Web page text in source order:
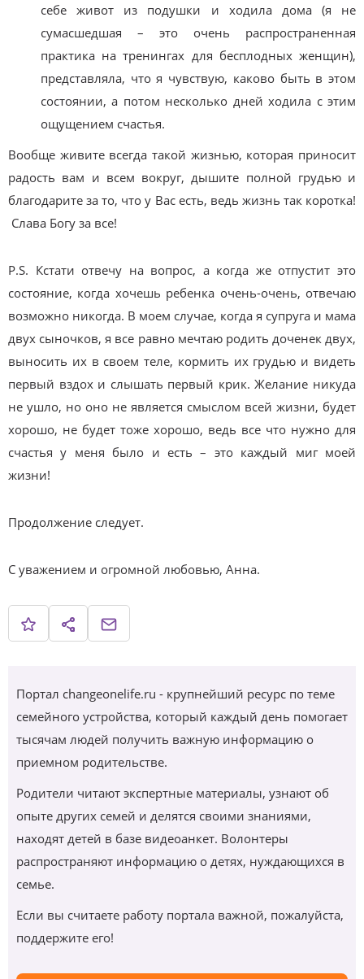
себе живот из подушки и ходила дома (я не
сумасшедшая – это очень распространенная
практика на тренингах для бесплодных женщин),
представляла, что я чувствую, каково быть в этом
состоянии, а потом несколько дней ходила с этим
ощущением счастья.
Вообще живите всегда такой жизнью, которая приносит
радость вам и всем вокруг, дышите полной грудью и
благодарите за то, что у Вас есть, ведь жизнь так коротка!
Слава Богу за все!
P.S. Кстати отвечу на вопрос, а когда же отпустит это
состояние, когда хочешь ребенка очень-очень, отвечаю
возможно никогда. В моем случае, когда я супруга и мама
двух сыночков, я все равно мечтаю родить доченек двух,
выносить их в своем теле, кормить их грудью и видеть
первый вздох и слышать первый крик. Желание никуда
не ушло, но оно не является смыслом всей жизни, будет
хорошо, не будет тоже хорошо, ведь все что нужно для
счастья у меня было и есть – это каждый миг моей
жизни!
Продолжение следует.
С уважением и огромной любовью, Анна.
Портал changeonelife.ru - крупнейший ресурс по теме
семейного устройства, который каждый день помогает
тысячам людей получить важную информацию о
приемном родительстве.
Родители читают экспертные материалы, узнают об
опыте других семей и делятся своими знаниями,
находят детей в базе видеоанкет. Волонтеры
распространяют информацию о детях, нуждающихся в
семье.
Если вы считаете работу портала важной, пожалуйста,
поддержите его!